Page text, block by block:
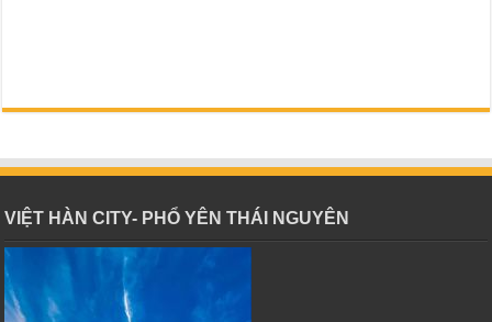
VIỆT HÀN CITY- PHỔ YÊN THÁI NGUYÊN